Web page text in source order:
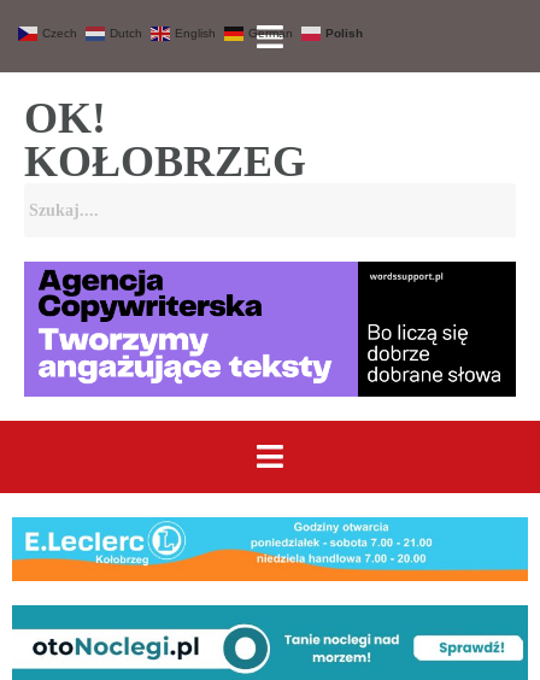
OK!
KOŁOBRZEG
Czech Dutch English German Polish